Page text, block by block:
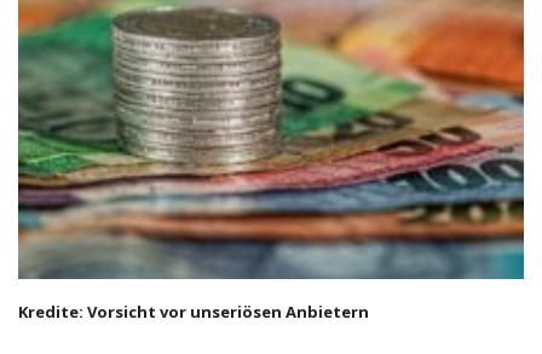
Kredite: Vorsicht vor unseriösen Anbietern